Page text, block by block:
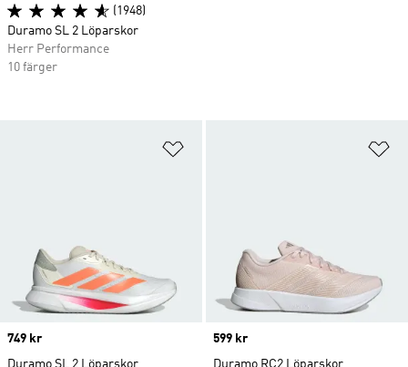
Price
749 kr
Duramo SL 2 Löparskor
Price
599 kr
Duramo RC2 Löparskor
(1948)
Duramo SL 2 Löparskor
Herr Performance
10 färger